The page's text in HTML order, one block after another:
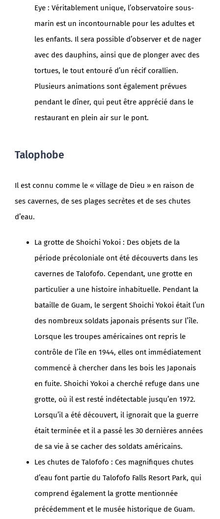
Eye : Véritablement unique, l’observatoire sous-
marin est un incontournable pour les adultes et
les enfants. Il sera possible d’observer et de nager
avec des dauphins, ainsi que de plonger avec des
tortues, le tout entouré d’un récif corallien.
Plusieurs animations sont également prévues
pendant le dîner, qui peut être apprécié dans le
restaurant en plein air sur le pont.
Talophobe
Il est connu comme le « village de Dieu » en raison de
ses cavernes, de ses plages secrètes et de ses chutes
d’eau.
La grotte de Shoichi Yokoi : Des objets de la
période précoloniale ont été découverts dans les
cavernes de Talofofo. Cependant, une grotte en
particulier a une histoire inhabituelle. Pendant la
bataille de Guam, le sergent Shoichi Yokoi était l’un
des nombreux soldats japonais présents sur l’île.
Lorsque les troupes américaines ont repris le
contrôle de l’île en 1944, elles ont immédiatement
commencé à chercher dans les bois les Japonais
en fuite. Shoichi Yokoi a cherché refuge dans une
grotte, où il est resté indétectable jusqu’en 1972.
Lorsqu’il a été découvert, il ignorait que la guerre
était terminée et il a passé les 30 dernières années
de sa vie à se cacher des soldats américains.
Les chutes de Talofofo : Ces magnifiques chutes
d’eau font partie du Talofofo Falls Resort Park, qui
comprend également la grotte mentionnée
précédemment et le musée historique de Guam.